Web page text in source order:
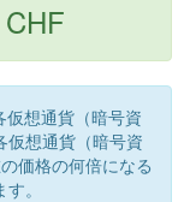
仮想通貨（暗号資
仮想通貨（暗号資
価格の何倍になる
。